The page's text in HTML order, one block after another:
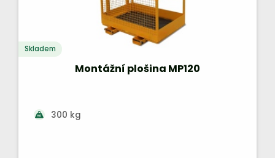
Skladem
Montážní plošina MP120
300 kg